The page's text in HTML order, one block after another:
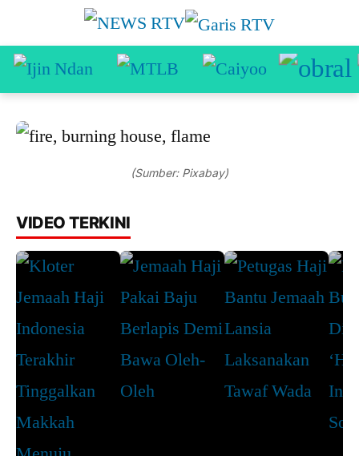
(Sumber: Pixabay)
VIDEO TERKINI